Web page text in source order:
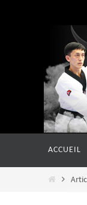
le
ACCUEIL
Home